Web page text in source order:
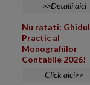
>>Detalii aici
Nu ratati: Ghidul
Practic al
Monografiilor
Contabile 2026!
Click aici>>